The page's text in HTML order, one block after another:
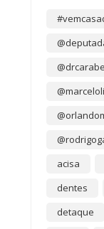
acisa
dentes
detaque